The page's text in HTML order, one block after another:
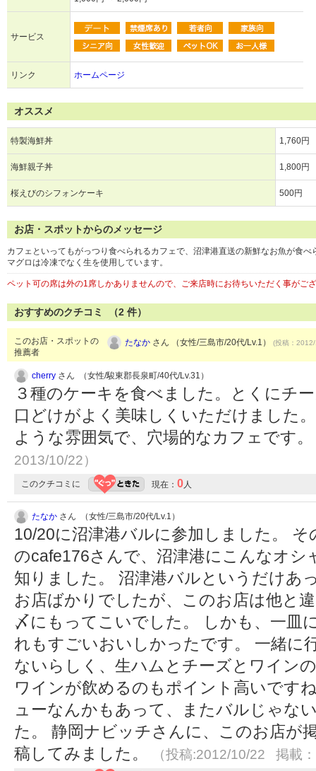
サービス
リンク ホームページ
オススメ
特製海鮮丼 1,760円
海鮮親子丼 1,800円
桜えびのシフォンケーキ 500円
お店・スポットからのメッセージ
カフェといってもがっつり食べられるカフェで、沼津港直送の新鮮なお魚が食
マグロは冷凍でなく生を使用しています。
ペット可の席は外の1席しかありませんので、ご来店時にお待ちいただく事がご
おすすめのクチコミ （2 件）
このお店・スポットの
推薦者
たなか さん （女性/三島市/20代/Lv.1） (投稿：
cherry さん （女性/駿東郡長泉町/40代/Lv.31）
３種のケーキを食べました。とくにチ
口どけがよく美味しくいただけました
ような雰囲気で、穴場的なカフェです
2013/10/22）
このクチコミに 現在： 0人
たなか さん （女性/三島市/20代/Lv.1）
10/20に沼津港バルに参加しました。
のcafe176さんで、沼津港にこんなオ
知りました。 沼津港バルというだけあ
お店ばかりでしたが、このお店は他と
〆にもってこいでした。 しかも、一皿
れもすごいおいしかったです。 一緒に
ないらしく、生ハムとチーズとワイン
ワインが飲めるのもポイント高いです
ューなんかもあって、またバルじゃな
た。 静岡ナビッチさんに、このお店が
稿してみました。
（投稿:2012/10/22 掲載